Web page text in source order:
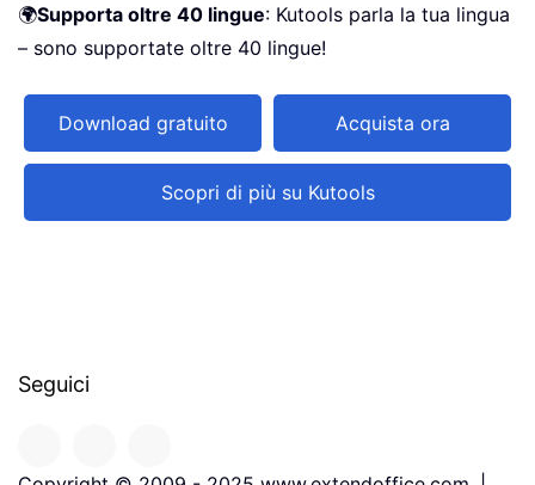
🌍Supporta oltre 40 lingue: Kutools parla la tua lingua
– sono supportate oltre 40 lingue!
Download gratuito Acquista ora
Scopri di più su Kutools
Seguici